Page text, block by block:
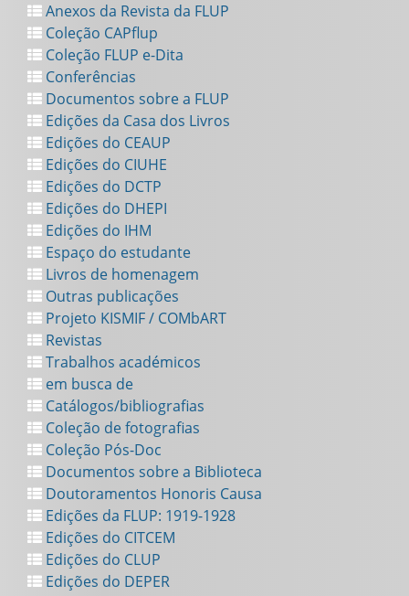
Anexos da Revista da FLUP
Coleção CAPflup
Coleção FLUP e-Dita
Conferências
Documentos sobre a FLUP
Edições da Casa dos Livros
Edições do CEAUP
Edições do CIUHE
Edições do DCTP
Edições do DHEPI
Edições do IHM
Espaço do estudante
Livros de homenagem
Outras publicações
Projeto KISMIF / COMbART
Revistas
Trabalhos académicos
em busca de
Catálogos/bibliografias
Coleção de fotografias
Coleção Pós-Doc
Documentos sobre a Biblioteca
Doutoramentos Honoris Causa
Edições da FLUP: 1919-1928
Edições do CITCEM
Edições do CLUP
Edições do DEPER